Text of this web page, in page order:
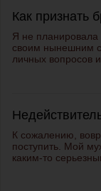
Как признать
Я не планировала
своим нынешним
личных вопросов
К сожалению,
поступить. Мой
каким-то